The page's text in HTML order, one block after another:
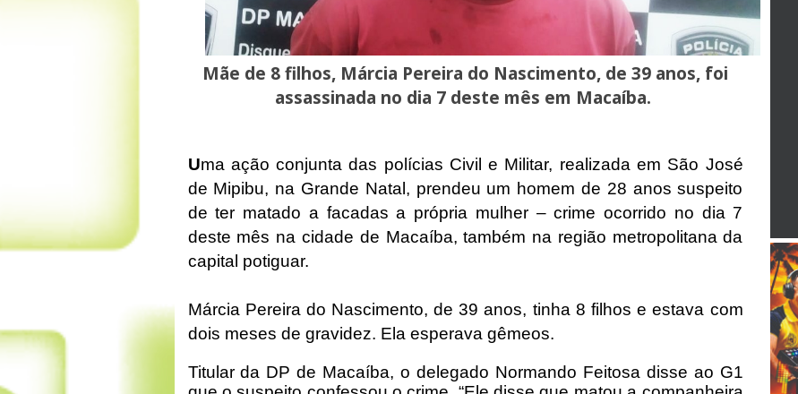
Mãe de 8 filhos, Márcia Pereira do Nascimento, de 39 anos, foi
assassinada no dia 7 deste mês em Macaíba.
Uma ação conjunta das polícias Civil e Militar, realizada em São José
de Mipibu, na Grande Natal, prendeu um homem de 28 anos suspeito
de ter matado a facadas a própria mulher – crime ocorrido no dia 7
deste mês na cidade de Macaíba, também na região metropolitana da
capital potiguar.
Márcia Pereira do Nascimento, de 39 anos, tinha 8 filhos e estava com
dois meses de gravidez. Ela esperava gêmeos.
Titular da DP de Macaíba, o delegado Normando Feitosa disse ao G1